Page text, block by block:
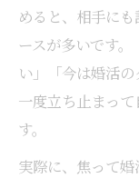
めると、相手に
ースが多いです
い」「今は婚活の
一度立ち止まっ
す。
実際に、焦って